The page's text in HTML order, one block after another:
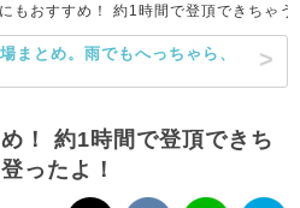
もおすすめ！ 約1時間で登頂できちゃ
とめ。雨でもへっちゃら、
！ 約1時間で登頂できち
ったよ！